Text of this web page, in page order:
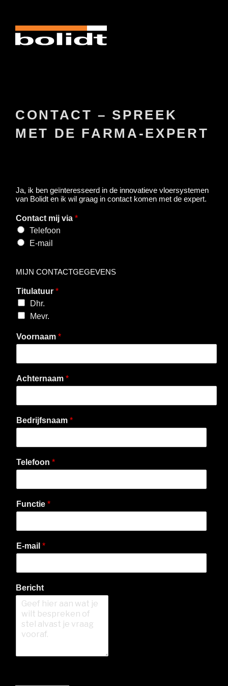
springen
CONTACT – SPREEK
MET DE FARMA-EXPERT
Ja, ik ben geïnteresseerd in de innovatieve vloersystemen
van Bolidt en ik wil graag in contact komen met de expert.
Contact mij via *
Telefoon
E-mail
MIJN CONTACTGEGEVENS
Titulatuur *
Dhr.
Mevr.
Voornaam *
Achternaam *
Bedrijfsnaam *
Telefoon *
Functie *
E-mail *
Bericht